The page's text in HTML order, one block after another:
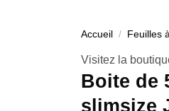
Accueil / Feuilles
Visitez la
Boite de
slimsize